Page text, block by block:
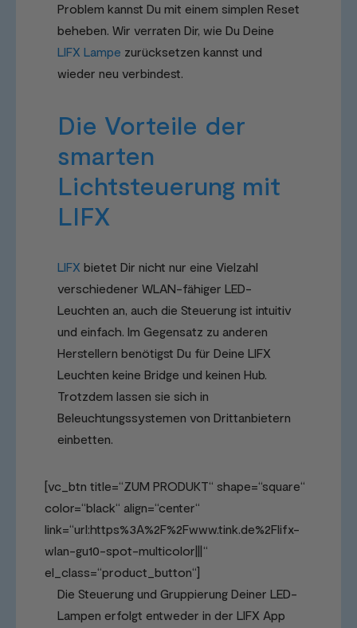
Problem kannst Du mit einem simplen Reset
beheben. Wir verraten Dir, wie Du Deine
LIFX Lampe zurücksetzen kannst und
wieder neu verbindest.
Die Vorteile der
smarten
Lichtsteuerung mit
LIFX
LIFX bietet Dir nicht nur eine Vielzahl
verschiedener WLAN-fähiger LED-
Leuchten an, auch die Steuerung ist intuitiv
und einfach. Im Gegensatz zu anderen
Herstellern benötigst Du für Deine LIFX
Leuchten keine Bridge und keinen Hub.
Trotzdem lassen sie sich in
Beleuchtungssystemen von Drittanbietern
einbetten.
[vc_btn title=“ZUM PRODUKT“ shape=“square“
color=“black“ align=“center“
link=“url:https%3A%2F%2Fwww.tink.de%2Flifx-
wlan-gu10-spot-multicolor|||“
el_class=“product_button“]
Die Steuerung und Gruppierung Deiner LED-
Lampen erfolgt entweder in der LIFX App